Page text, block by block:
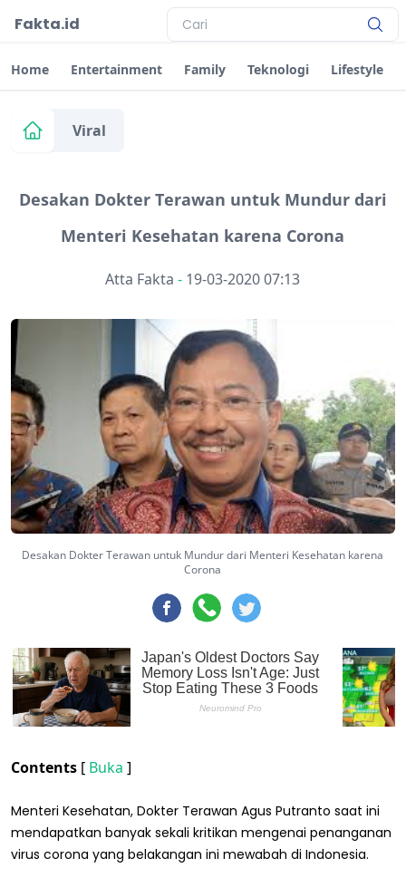
Fakta.id
Home Entertainment Family Teknologi Lifestyle
Viral
Desakan Dokter Terawan untuk Mundur dari
Menteri Kesehatan karena Corona
Atta Fakta - 19-03-2020 07:13
Desakan Dokter Terawan untuk Mundur dari Menteri Kesehatan karena
Corona
Contents [ Buka ]
Menteri Kesehatan, Dokter Terawan Agus Putranto saat ini
mendapatkan banyak sekali kritikan mengenai penanganan
virus corona yang belakangan ini mewabah di Indonesia.